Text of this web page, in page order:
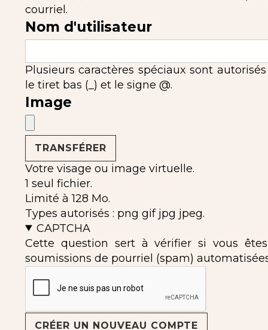
courriel.
Nom d'utilisateur
Plusieurs caractères spéciaux sont
le tiret bas (_) et le signe @.
Image
Votre visage ou image virtuelle.
1 seul fichier.
Limité à 128 Mo.
Types autorisés : png gif jpg jpeg.
CAPTCHA
Cette question sert à vérifier si vous
soumissions de pourriel (spam)